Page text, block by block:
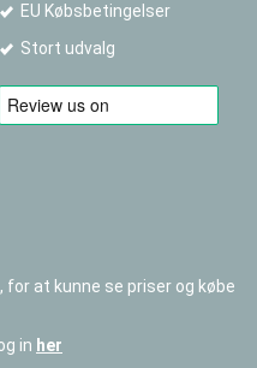
EU Købsbetingelser
Stort udvalg
, for at kunne se priser og købe
in her